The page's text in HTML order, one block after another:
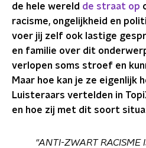
de hele wereld de straat op
racisme, ongelijkheid en
voer jij zelf ook lastige
en familie over dit
verlopen soms stroef en
Maar hoe kan je ze eigenlijk
Luisteraars vertelden in
en hoe zij met dit soort
"ANTI-ZWART RACISME